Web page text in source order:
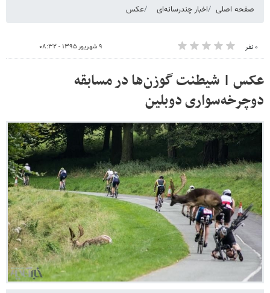
صفحه اصلی اخبار چندرسانه‌ای عکس
۰ نفر ۹ شهریور ۱۳۹۵ - ۰۸:۳۲
عکس | شیطنت گوزن‌ها در مسابقه
دوچرخه‌سواری دوبلین